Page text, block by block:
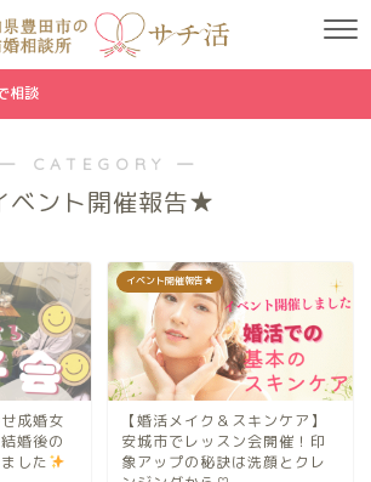
相談
― CATEGORY ―
ベント開催報告★
成婚女
婚後の
した
イベント開催報告★
【婚活メイク＆スキンケア】
安城市でレッスン会開催！印
象アップの秘訣は洗顔とクレ